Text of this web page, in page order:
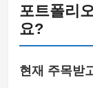
포트폴리
요?
현재 주목받